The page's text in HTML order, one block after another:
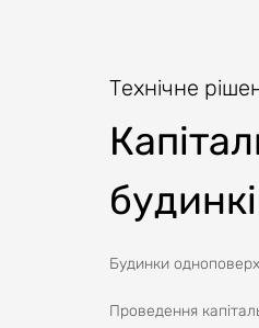
Технічне
Будинки
Проведення